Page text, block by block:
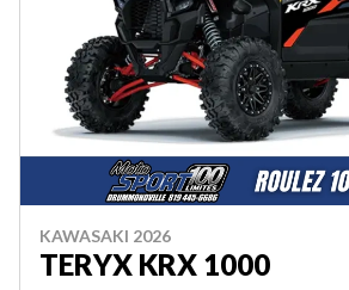
KAWASAKI 2026
TERYX KRX 1000